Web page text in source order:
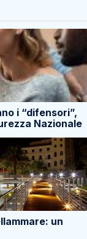
i “difensori”,
Nazionale
un